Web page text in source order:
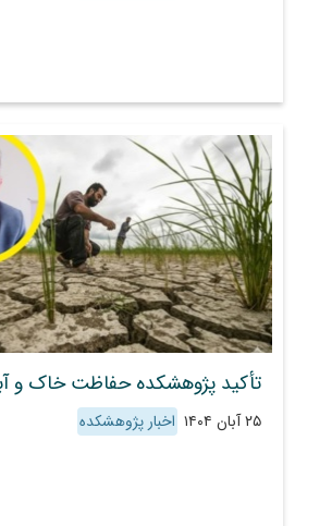
۲۵ آبان ۱۴۰۴ اخبار پژوهشکده